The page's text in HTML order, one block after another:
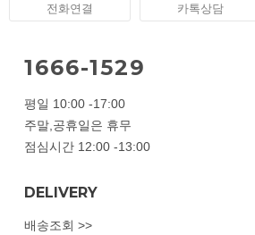
전화연결 카톡상담
1666-1529
평일 10:00 -17:00
주말,공휴일은 휴무
점심시간 12:00 -13:00
DELIVERY
배송조회 >>